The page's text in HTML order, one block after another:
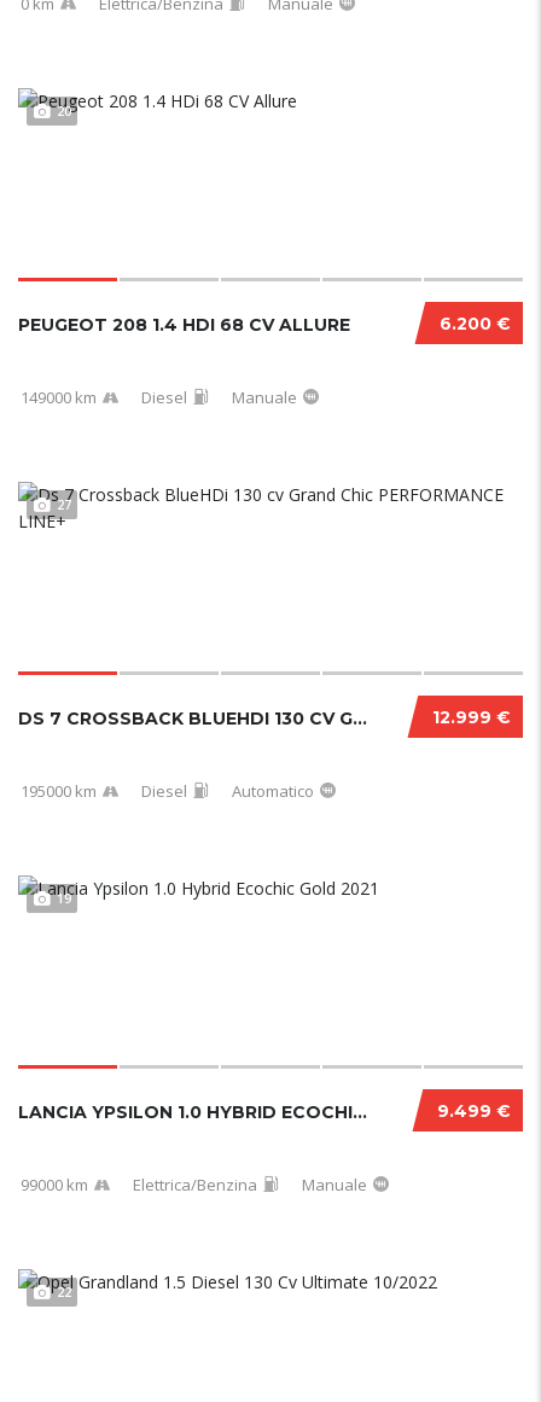
20
6.200 €
PEUGEOT 208 1.4 HDI 68 CV ALLURE
149000 km Diesel Manuale
27
12.999 €
DS 7 CROSSBACK BLUEHDI 130 CV GRAND CHIC PER...
195000 km Diesel Automatico
19
9.499 €
LANCIA YPSILON 1.0 HYBRID ECOCHIC GOLD 2021...
99000 km Elettrica/Benzina Manuale
22